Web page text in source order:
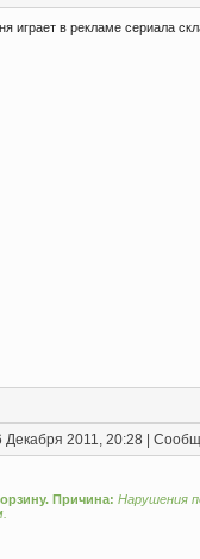
играет в рекламе сериала
Декабря 2011, 20:28 |
Причина: Нарушения